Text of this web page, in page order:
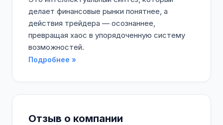
делает финансовые рынки понятнее, а
действия трейдера — осознаннее,
превращая хаос в упорядоченную систему
возможностей.
Подробнее »
Отзыв о компании